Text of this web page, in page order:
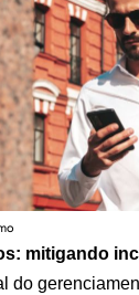
mitigando
do